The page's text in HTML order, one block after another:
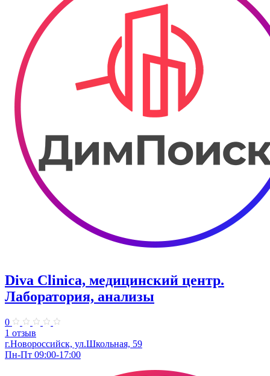
Diva Clinica, медицинский центр.
Лаборатория, анализы
0
1 отзыв
г.Новороссийск, ул.Школьная, 59
Пн-Пт 09:00-17:00